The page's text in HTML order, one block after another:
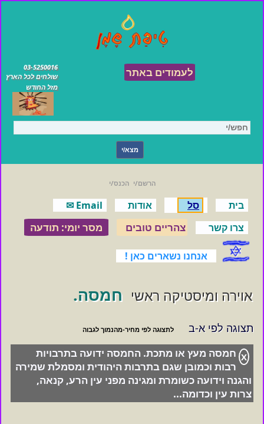
03-5250016
שולחים לכל הארץ
מזל החודש
לעמודים באתר
הרשם/י הכנס/י
בית סל אודות
Email ✉
צרו קשר
צהריים טובים מסר יומי: תודעה
אנחנו נשארים כאן !
אוירה ומיסטיקה ראשי חמסה.
תצוגה לפי א-ב
X חמסה מעץ או מתכת. החמסה ידועה בתרבויות
רבות וכמובן שגם בתרבות היהודית ומסמלת שמירה
והגנה וידועה כשומרת ומגינה מפני עין הרע, קנאה,
צרות עין וכדומה...